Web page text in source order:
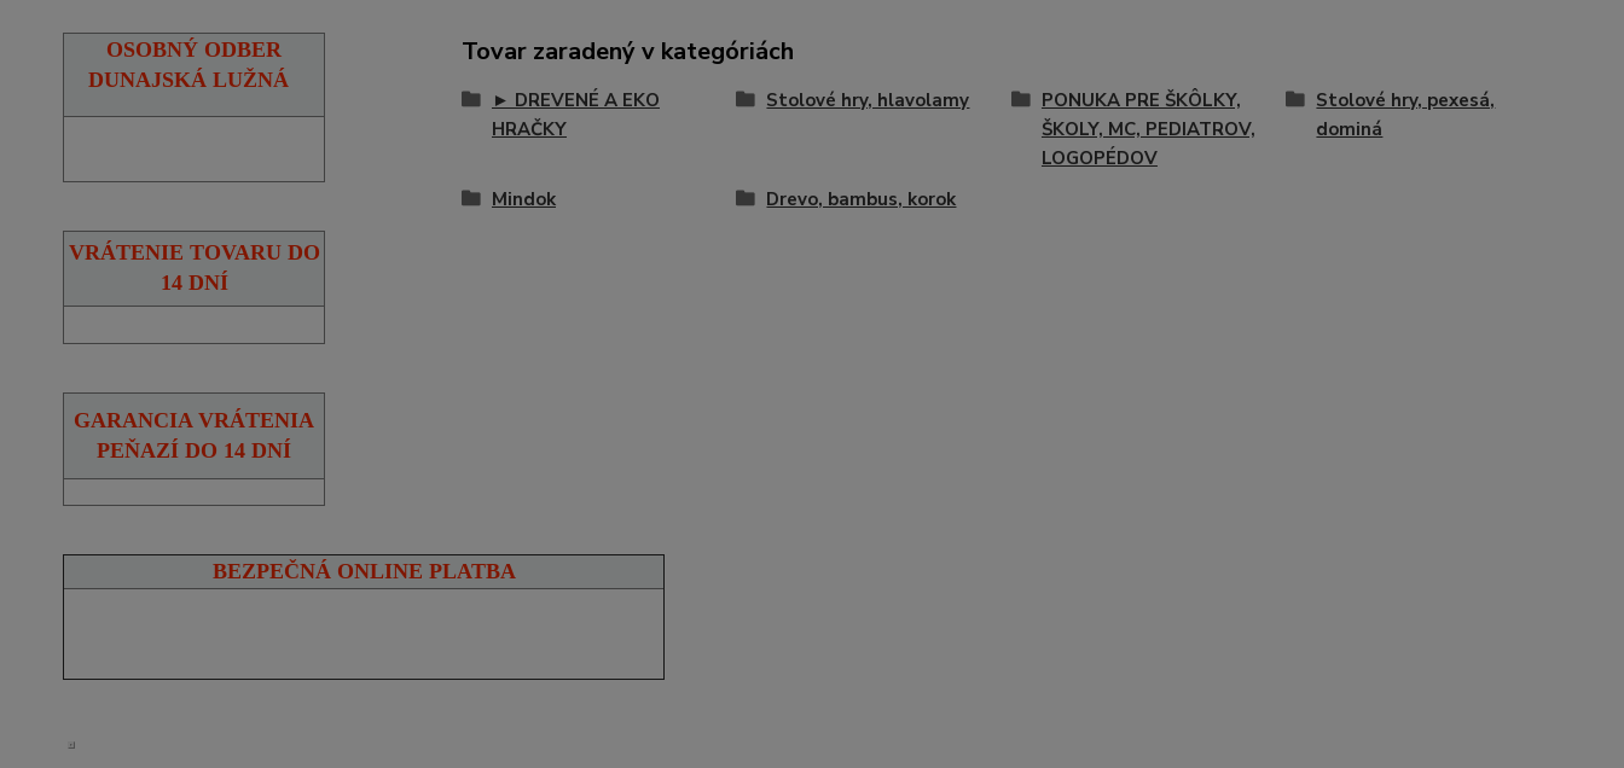
OSOBNÝ ODBER
DUNAJSKÁ LUŽNÁ
VRÁTENIE TOVARU DO
14 DNÍ
GARANCIA VRÁTENIA
PEŇAZÍ DO 14 DNÍ
BEZPEČNÁ ONLINE PLATBA
Tovar zaradený v kategóriách
► DREVENÉ A EKO
HRAČKY
Stolové hry, hlavolamy
PONUKA PRE ŠKÔLKY,
ŠKOLY, MC, PEDIATROV,
LOGOPÉDOV
Stolové hry, pexesá,
dominá
Mindok Drevo, bambus, korok